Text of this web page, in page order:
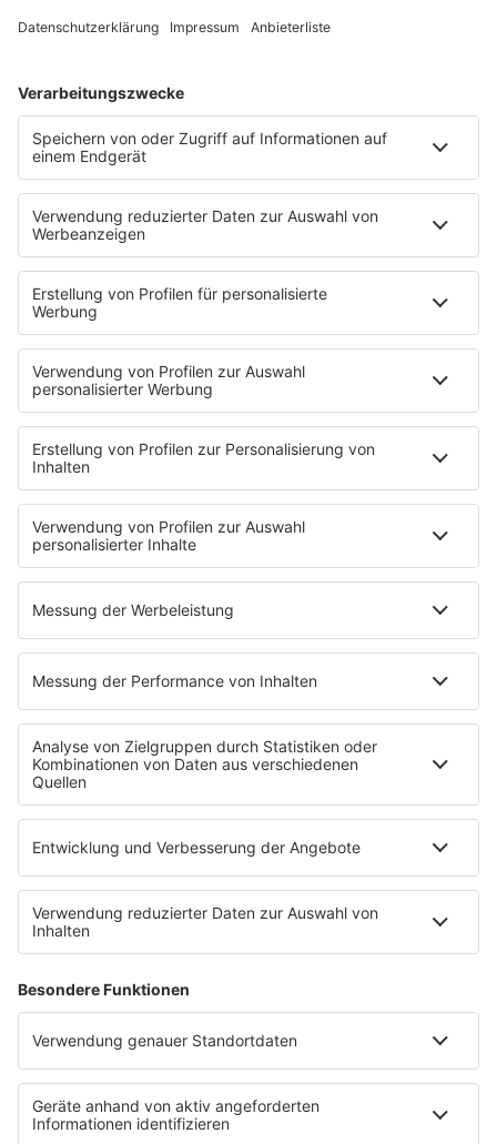
Rockfakten
Rockquiz
Videos
PROGRAMM
Sendungen
Moderatoren
Podcasts
Hells Bells
Musikwunsch
AKTIONEN
Backstagebereich
King of BOB
Beichtstuhl
Neuerscheinung
Newcomer
Konzertkalender
Festivals
Wacken Open Air
SHOP
RADIO BOB!
Impressum
Kontakt
myBOB App
BOB-Plakate & Aufkleber bestellen
Datenschutz
Datenschutzeinstellungen
Teilnahmebedingungen
RADIO BOB! auf radioplayer.de
Partner